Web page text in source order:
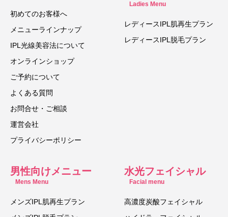
初めてのお客様へ
メニューラインナップ
IPL光線美容法について
オンラインショップ
ご予約について
よくある質問
お問合せ・ご相談
運営会社
プライバシーポリシー
Ladies Menu
レディースIPL肌再生プラン
レディースIPL脱毛プラン
男性向けメニュー
Mens Menu
メンズIPL肌再生プラン
水光フェイシャル
Facial menu
高濃度炭酸フェイシャル